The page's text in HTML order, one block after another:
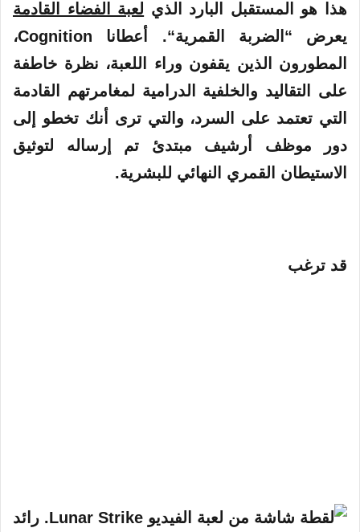
هذا هو المستقبل البارد الذي لعبة الفضاء القادمة
يعرض “الضربة
القمرية
“. أعطانا Cognition،
المطورون الذين يقفون وراء اللعبة، نظرة خاطفة
على التقاليد والخلفية الدرامية لمغامرتهم القادمة
التي تعتمد على السرد، والتي ترى أنك تخطو إلى
دور موظف أرشيف مبتدئ تم إرساله لتوثيق
الاستيطان القمري النهائي للبشرية.
قد ترغب